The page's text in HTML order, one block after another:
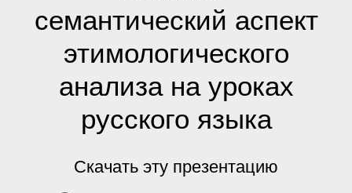
семантический аспект
этимологического
анализа на уроках
русского языка
Скачать эту презентацию